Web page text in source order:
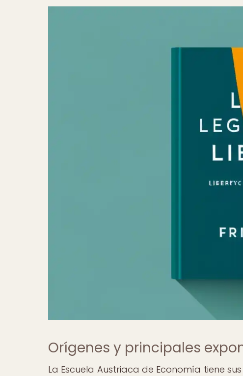
Orígenes y principales
La Escuela Austriaca de Economía tiene